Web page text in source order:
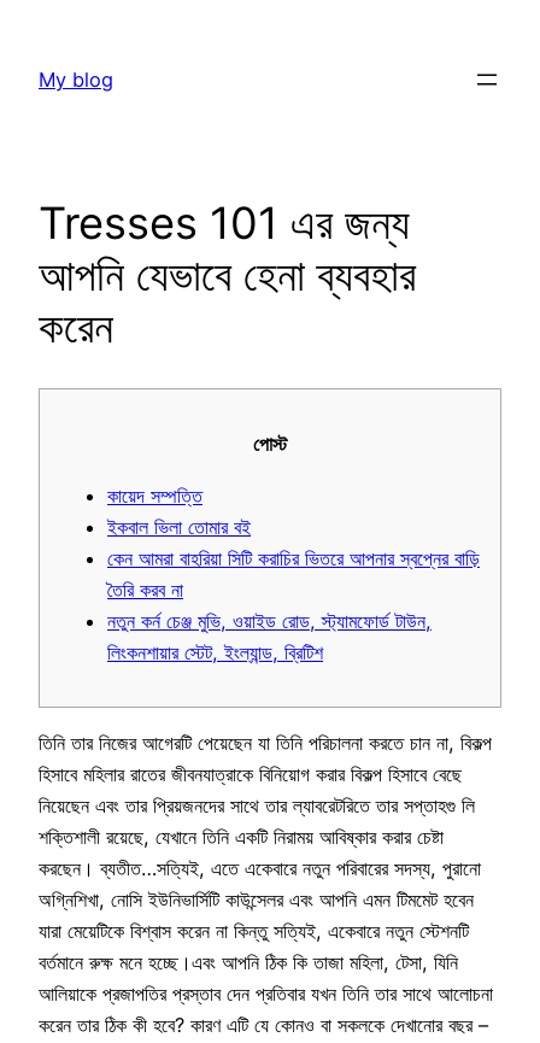
content
My blog
Tresses 101 এর জন্য
আপনি যেভাবে হেনা ব্যবহার
করেন
পোস্ট
কায়েদ সম্পত্তি
ইকবাল ভিলা তোমার বই
কেন আমরা বাহরিয়া সিটি করাচির ভিতরে আপনার স্বপ্নের বাড়ি
তৈরি করব না
নতুন কর্ন চেঞ্জ মুভি, ওয়াইড রোড, স্ট্যামফোর্ড টাউন,
লিংকনশায়ার স্টেট, ইংল্যান্ড, ব্রিটিশ
তিনি তার নিজের আগেরটি পেয়েছেন যা তিনি পরিচালনা করতে চান না, বিকল্প
হিসাবে মহিলার রাতের জীবনযাত্রাকে বিনিয়োগ করার বিকল্প হিসাবে বেছে
নিয়েছেন এবং তার প্রিয়জনদের সাথে তার ল্যাবরেটরিতে তার সপ্তাহগু লি
শক্তিশালী রয়েছে, যেখানে তিনি একটি নিরাময় আবিষ্কার করার চেষ্টা
করছেন। ব্যতীত…সত্যিই, এতে একেবারে নতুন পরিবারের সদস্য, পুরানো
অগ্নিশিখা, নোসি ইউনিভার্সিটি কাউন্সেলর এবং আপনি এমন টিমমেট হবেন
যারা মেয়েটিকে বিশ্বাস করেন না কিন্তু সত্যিই, একেবারে নতুন স্টেশনটি
বর্তমানে রুক্ষ মনে হচ্ছে।এবং আপনি ঠিক কি তাজা মহিলা, টেসা, যিনি
আলিয়াকে প্রজাপতির প্রস্তাব দেন প্রতিবার যখন তিনি তার সাথে আলোচনা
করেন তার ঠিক কী হবে? কারণ এটি যে কোনও বা সকলকে দেখানোর বছর –